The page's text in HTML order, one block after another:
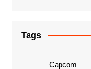
Tags
Capcom